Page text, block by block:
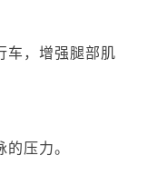
车，增强腿部肌
压力。